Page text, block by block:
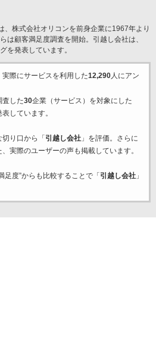
、株式会社オリコンを前身企業に1967年より
は顧客満足度調査を開始。引越し会社は、
を発表しています。
際にサービスを利用した12,290人にアン
査した30企業（サービス）を対象にした
しています。
り口から「 引越し会社」を評価。さらに
実際のユーザーの声も掲載しています。
足度”からも比較することで「 引越し会社」